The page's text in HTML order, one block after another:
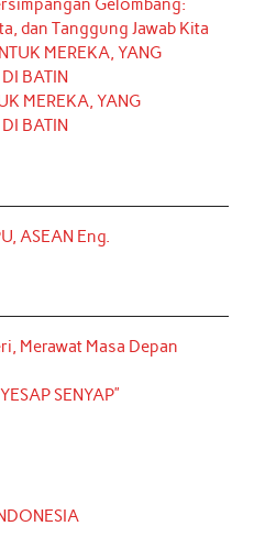
Gelombang:
dan Tanggung Jawab Kita
MEREKA, YANG
BATIN
MEREKA, YANG
BATIN
ASEAN Eng.
Merawat Masa Depan
SENYAP”